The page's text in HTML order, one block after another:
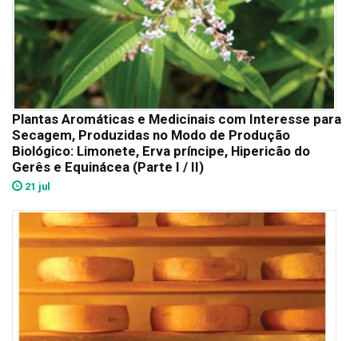
Plantas Aromáticas e Medicinais com Interesse para
Secagem, Produzidas no Modo de Produção
Biológico: Limonete, Erva príncipe, Hipericão do
Gerês e Equinácea (Parte I / II)
21 jul